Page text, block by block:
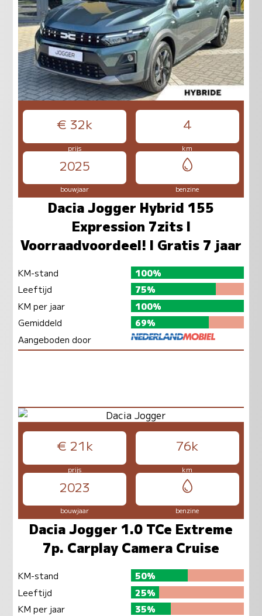
€ 32k 4
prijs km
2025
bouwjaar benzine
Dacia Jogger Hybrid 155
Expression 7zits l
Voorraadvoordeel! l Gratis 7 jaar
KM-stand
100%
Leeftijd
75%
KM per jaar
100%
Gemiddeld
69%
Aangeboden door
€ 21k 76k
prijs km
2023
bouwjaar benzine
Dacia Jogger 1.0 TCe Extreme
7p. Carplay Camera Cruise
KM-stand
50%
Leeftijd
25%
KM per jaar
35%